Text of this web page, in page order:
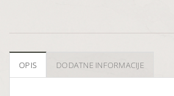
OPIS DODATNE INFORMACIJE